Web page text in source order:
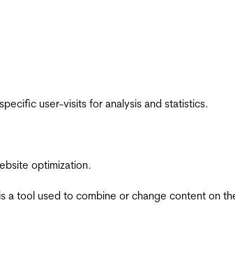
user-visits for analysis and statistics.
optimization.
a tool used to combine or change content on